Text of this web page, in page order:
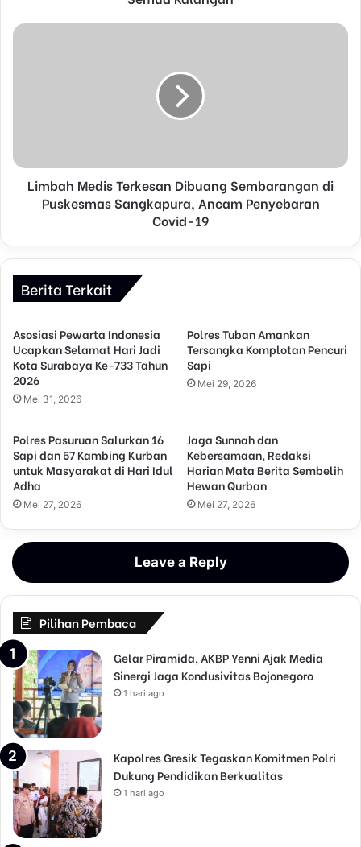
s
Limbah Medis Terkesan Dibuang Sembarangan di
Puskesmas Sangkapura, Ancam Penyebaran
Covid-19
Berita Terkait
Asosiasi Pewarta Indonesia
Ucapkan Selamat Hari Jadi
Kota Surabaya Ke-733 Tahun
2026
Mei 31, 2026
Polres Tuban Amankan
Tersangka Komplotan Pencuri
Sapi
Mei 29, 2026
Polres Pasuruan Salurkan 16
Sapi dan 57 Kambing Kurban
untuk Masyarakat di Hari Idul
Adha
Mei 27, 2026
Jaga Sunnah dan
Kebersamaan, Redaksi
Harian Mata Berita Sembelih
Hewan Qurban
Mei 27, 2026
Leave a Reply
Pilihan Pembaca
Gelar Piramida, AKBP Yenni Ajak Media
Sinergi Jaga Kondusivitas Bojonegoro
1 hari ago
Kapolres Gresik Tegaskan Komitmen Polri
Dukung Pendidikan Berkualitas
1 hari ago